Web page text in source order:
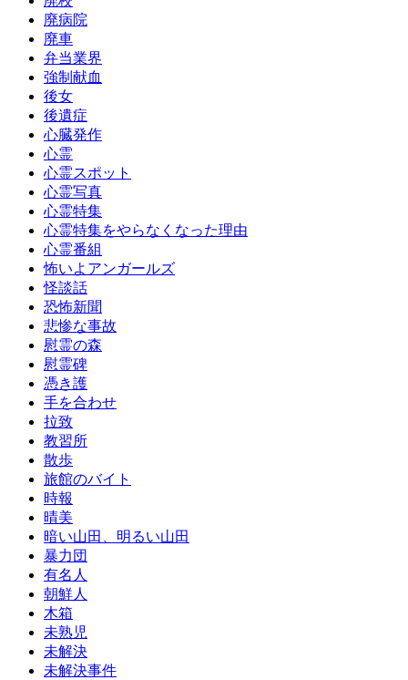
廃病院
廃車
弁当業界
強制献血
後女
後遺症
心臓発作
心霊
心霊スポット
心霊写真
心霊特集
心霊特集をやらなくなった理由
心霊番組
怖いよアンガールズ
怪談話
恐怖新聞
悲惨な事故
慰霊の森
慰霊碑
憑き護
手を合わせ
拉致
教習所
散歩
旅館のバイト
時報
晴美
暗い山田、明るい山田
暴力団
有名人
朝鮮人
木箱
未熟児
未解決
未解決事件